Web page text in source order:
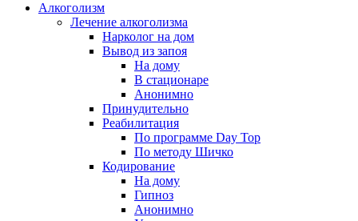
Алкоголизм
Лечение алкоголизма
Нарколог на дом
Вывод из запоя
На дому
В стационаре
Анонимно
Принудительно
Реабилитация
По программе Day Top
По методу Шичко
Кодирование
На дому
Гипноз
Анонимно